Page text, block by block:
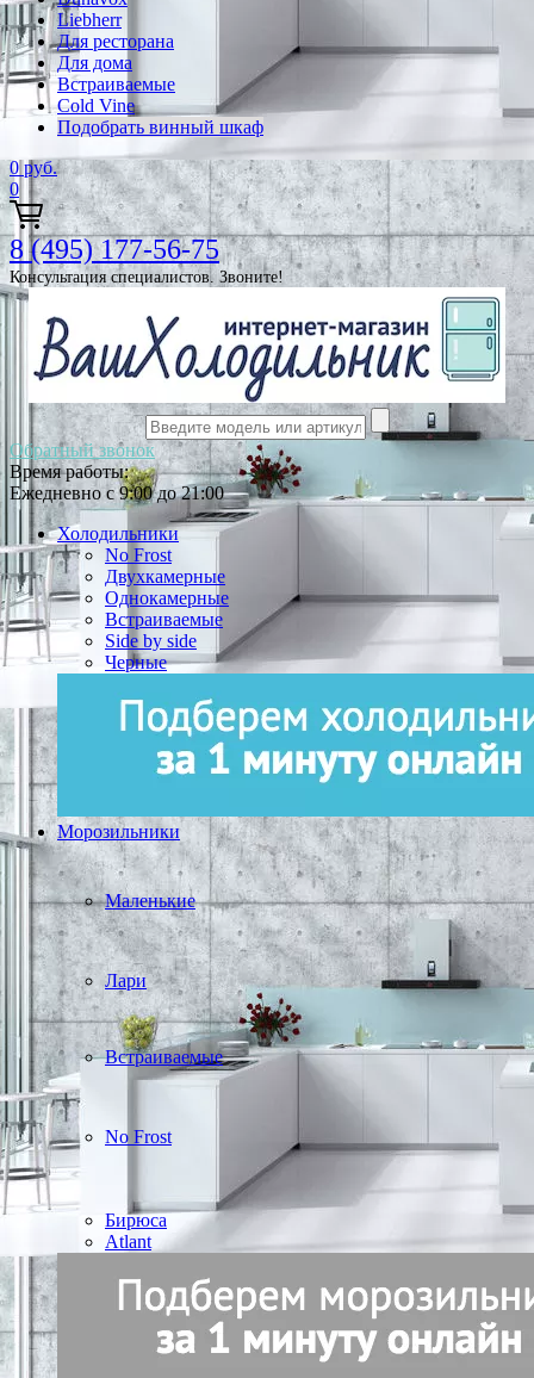
Liebherr
Для ресторана
Для дома
Встраиваемые
Cold Vine
Подобрать винный шкаф
0 руб.
0
8 (495) 177-56-75
Консультация специалистов. Звоните!
Обратный звонок
Время работы:
Ежедневно с 9:00 до 21:00
Холодильники
No Frost
Двухкамерные
Однокамерные
Встраиваемые
Side by side
Черные
Морозильники
Маленькие
Лари
Встраиваемые
No Frost
Бирюса
Atlant